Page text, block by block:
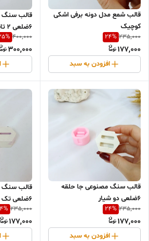
قالب شمع مدل دونه برفی اشکی
کوچیک
235,000
24%
177,000
افزودن به سبد
قالب سنگ
6ضلعی 2 تایی
400,000
%
300,000
قالب سنگ مصنوعی جا حلقه
6ضلعی دو شیار
235,000
24%
177,000
افزودن به سبد
قالب سنگ
6ضلعی تک شیار
235,000
%
177,000